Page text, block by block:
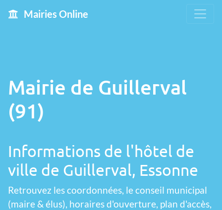
Mairies Online
Mairie de Guillerval
(91)
Informations de l'hôtel de
ville de Guillerval, Essonne
Retrouvez les coordonnées, le conseil municipal
(maire & élus), horaires d'ouverture, plan d'accès,